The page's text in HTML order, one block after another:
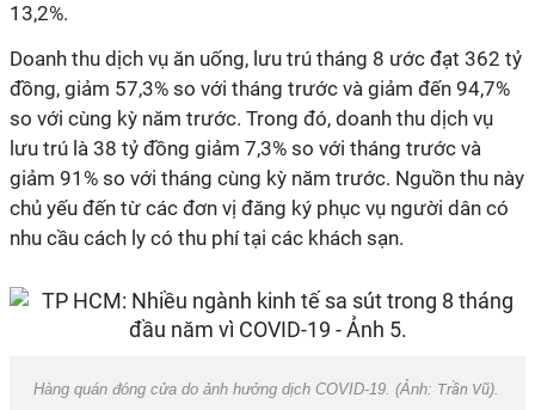
13,2%.
Doanh thu dịch vụ ăn uống, lưu trú tháng 8 ước đạt 362 tỷ
đồng, giảm 57,3% so với tháng trước và giảm đến 94,7%
so với cùng kỳ năm trước. Trong đó, doanh thu dịch vụ
lưu trú là 38 tỷ đồng giảm 7,3% so với tháng trước và
giảm 91% so với tháng cùng kỳ năm trước. Nguồn thu này
chủ yếu đến từ các đơn vị đăng ký phục vụ người dân có
nhu cầu cách ly có thu phí tại các khách sạn.
Hàng quán đóng cửa do ảnh hưởng dịch COVID-19. (Ảnh: Trần Vũ).